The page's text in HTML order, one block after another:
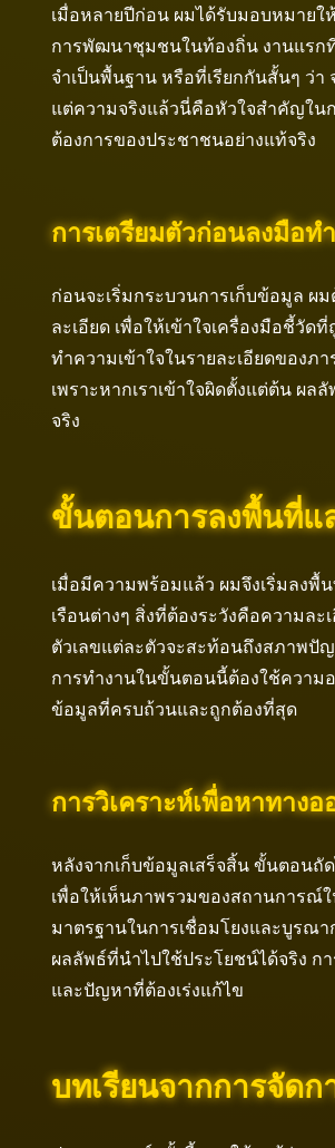
เมื่อหลายปีก่อน ผมได้รับมอบหมาย
การพัฒนาชุมชนในท้องถิ่น งานแรก
จำเป็นพื้นฐาน หรือที่เรียกกันสั้นๆ ว่า
แต่ความจริงแล้วนี่คือหัวใจสำคัญใ
ต้องการของประชาชนอย่างแท้จริง
การเตรียมตัวก่อนลงมือทำ
ก่อนจะเริ่มกระบวนการเก็บข้อมูล ผ
ละเอียด เพื่อให้เข้าใจเครื่องมือชี้วั
ทำความเข้าใจในรายละเอียดของภ
เพราะหากเราเข้าใจผิดตั้งแต่ต้น ผ
จริง
ขั้นตอนการลงพื้นที่แ
เมื่อมีความพร้อมแล้ว ผมจึงเริ่มลง
เรือนต่างๆ สิ่งที่ต้องระวังคือความล
ตัวเลขแต่ละตัวจะสะท้อนถึงสภาพ
การทำงานในขั้นตอนนี้ต้องใช้ความ
ข้อมูลที่ครบถ้วนและถูกต้องที่สุด
การวิเคราะห์เพื่อหาทางอ
หลังจากเก็บข้อมูลเสร็จสิ้น ขั้นตอนถั
เพื่อให้เห็นภาพรวมของสถานการณ์
มาตรฐานในการเชื่อมโยงและบูรณ
ผลลัพธ์ที่นำไปใช้ประโยชน์ได้จริง ก
และปัญหาที่ต้องเร่งแก้ไข
บทเรียนจากการจัด